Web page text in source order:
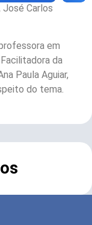
José Carlos
em
da
Paula Aguiar,
do tema.